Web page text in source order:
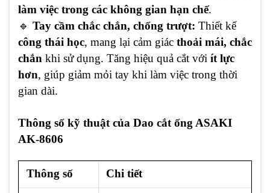
làm việc trong các không gian hạn chế.
🔹 Tay cầm chắc chắn, chống trượt: Thiết kế
công thái học, mang lại cảm giác thoải mái, chắc
chắn khi sử dụng. Tăng hiệu quả cắt với ít lực
hơn, giúp giảm mỏi tay khi làm việc trong thời
gian dài.
Thông số kỹ thuật của Dao cắt ống ASAKI
AK-8606
Thông số Chi tiết